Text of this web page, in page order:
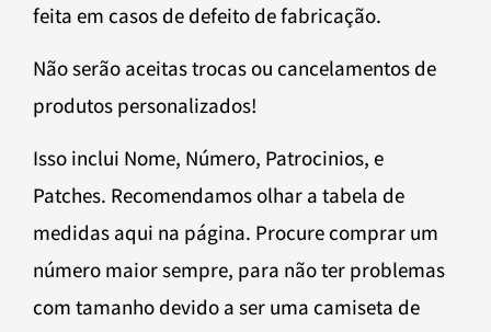
feita em casos de defeito de fabricação.
Não serão aceitas trocas ou cancelamentos de
produtos personalizados!
Isso inclui Nome, Número, Patrocinios, e
Patches. Recomendamos olhar a tabela de
medidas aqui na página. Procure comprar um
número maior sempre, para não ter problemas
com tamanho devido a ser uma camiseta de